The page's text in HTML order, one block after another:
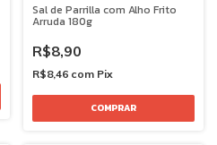
Sal de Parrilla com Alho Frito
Arruda 180g
R$8,90
R$8,46 com Pix